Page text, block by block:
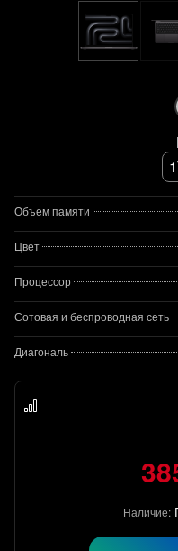
Объем памяти
Цвет
Процессор
Сотовая и беспроводная сеть
Диагональ
Наличие: